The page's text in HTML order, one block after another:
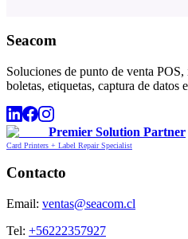
Seacom
Soluciones de punto de venta
boletas, etiquetas, captura de datos
Premier Solution Partner
Card Printers + Label Repair Specialist
Contacto
Email: ventas@seacom.cl
Tel: +56222357927